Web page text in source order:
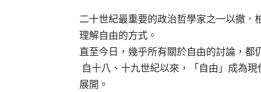
二十世紀最重要的政治哲學家之一以撒
理解自由的方式。
直至今日，幾乎所有關於自由的討論，都
自十八、十九世紀以來，「自由」成為
展開。